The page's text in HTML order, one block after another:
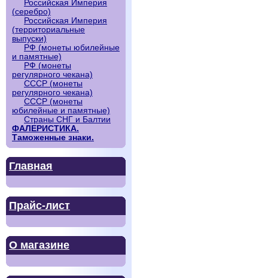
Российская Империя
(серебро)
Российская Империя
(территориальные
выпуски)
РФ (монеты юбилейные
и памятные)
РФ (монеты
регулярного чекана)
СССР (монеты
регулярного чекана)
СССР (монеты
юбилейные и памятные)
Страны СНГ и Балтии
ФАЛЕРИСТИКА.
Таможенные знаки.
Главная
Прайс-лист
О магазине